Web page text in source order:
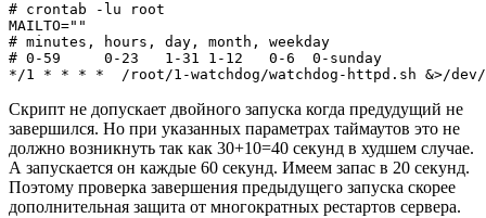
# crontab -lu root
MAILTO=""
# minutes, hours, day, month, weekday
# 0-59     0-23   1-31 1-12   0-6  0-sunday
Скрипт не допускает двойного запуска когда предудущий не
завершился. Но при указанных параметрах таймаутов это не
должно возникнуть так как 30+10=40 секунд в худшем случае.
А запускается он каждые 60 секунд. Имеем запас в 20 секунд.
Поэтому проверка завершения предыдущего запуска скорее
дополнительная защита от многократных рестартов сервера.